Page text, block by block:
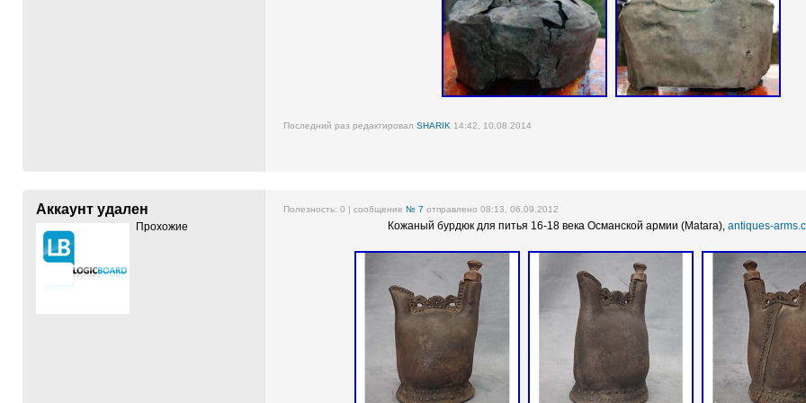
Последний раз редактировал SHARIK 14:42, 10.08.2014
Аккаунт удален
Прохожие
Полезность: 0 | сообщение № 7 отправлено 08:13, 06.09.2012
Кожаный бурдюк для питья 16-18 века Османской армии (Matara), antiques-